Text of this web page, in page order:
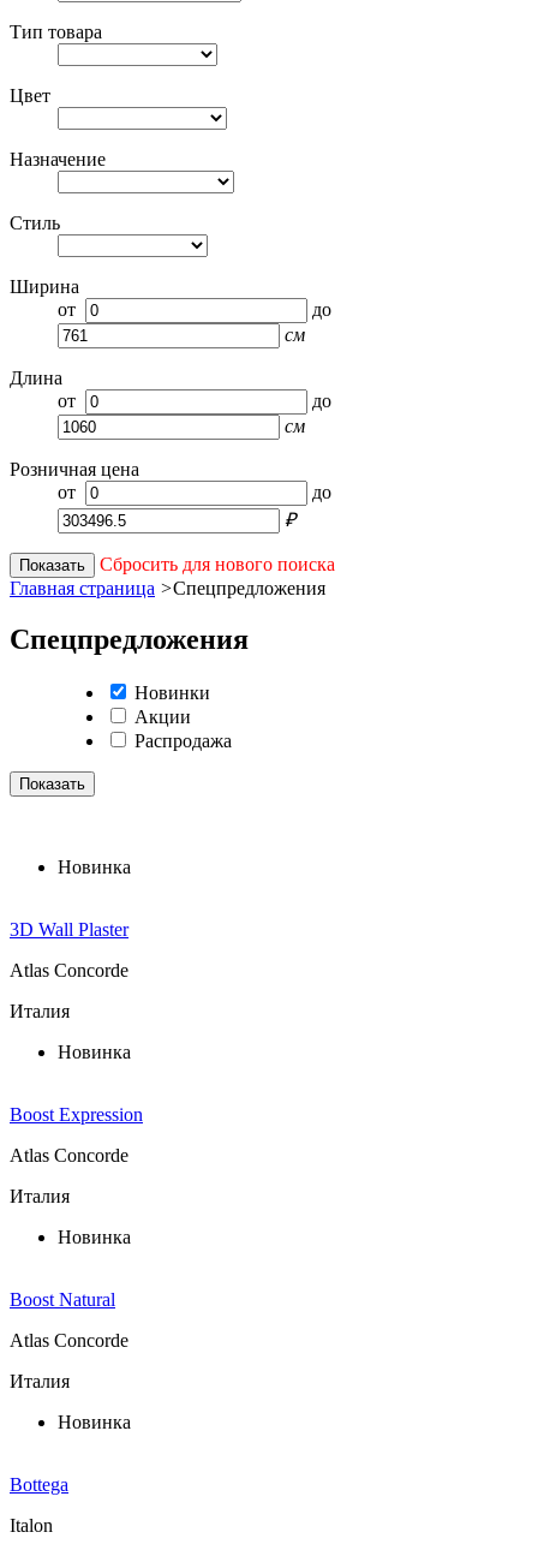
Тип товара
Цвет
Назначение
Стиль
Ширина
от
до
см
Длина
от
до
см
Розничная цена
от
до
₽
Показать
Сбросить для нового поиска
Главная страница >Спецпредложения
Спецпредложения
Новинки
Акции
Распродажа
Показать
Новинка
3D Wall Plaster
Atlas Concorde
Италия
Новинка
Boost Expression
Atlas Concorde
Италия
Новинка
Boost Natural
Atlas Concorde
Италия
Новинка
Bottega
Italon